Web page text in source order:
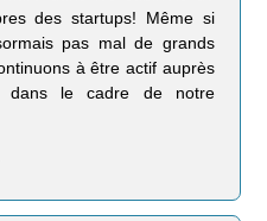
des startups! Même si
pas mal de grands
à être actif auprès
dans le cadre de notre